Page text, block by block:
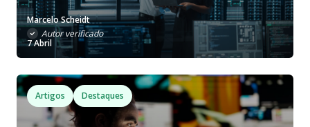
Marcelo Scheidt
Autor verificado
7 Abril
Artigos Destaques